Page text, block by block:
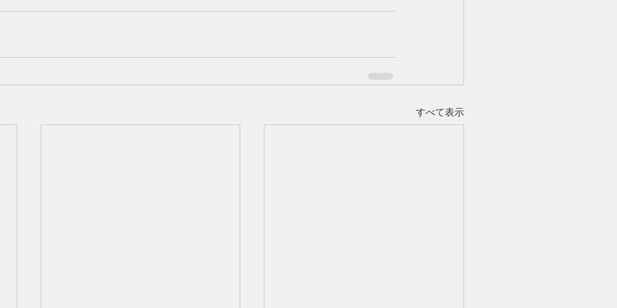
すべて表示